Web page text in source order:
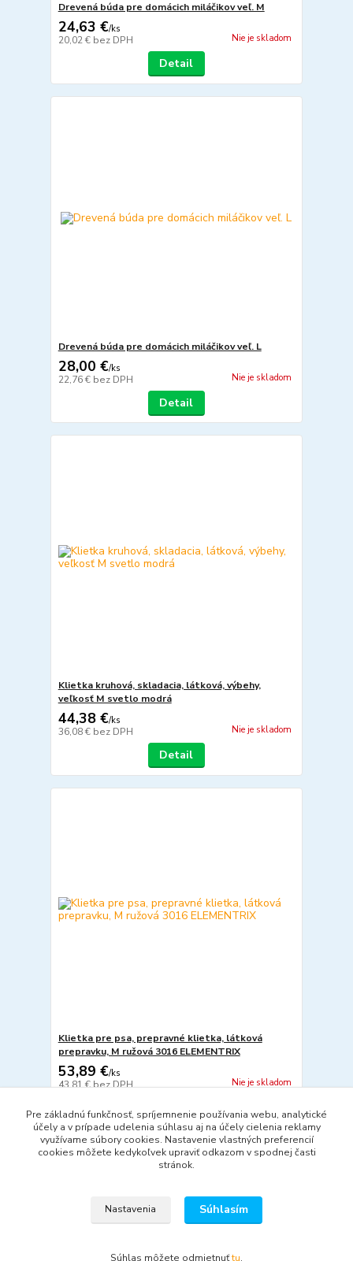
Drevená búda pre domácich miláčikov veľ. M
24,63 €/ks
20,02 € bez DPH Nie je skladom
Detail
Drevená búda pre domácich miláčikov veľ. L
28,00 €/ks
22,76 € bez DPH Nie je skladom
Detail
Klietka kruhová, skladacia, látková, výbehy,
veľkosť M svetlo modrá
44,38 €/ks
36,08 € bez DPH Nie je skladom
Detail
Klietka pre psa, prepravné klietka, látková
prepravku, M ružová 3016 ELEMENTRIX
53,89 €/ks
43,81 €bez DPH Nie je skladom
Detail
strana z 1
Pre základnú funkčnosť, spríjemnenie používania webu, analytické
účely a v prípade udelenia súhlasu aj na účely cielenia reklamy
využívame súbory cookies. Nastavenie vlastných preferencií
cookies môžete kedykoľvek upraviť odkazom v spodnej časti
stránok.
Nastavenia Súhlasím
Súhlas môžete odmietnuťtu.